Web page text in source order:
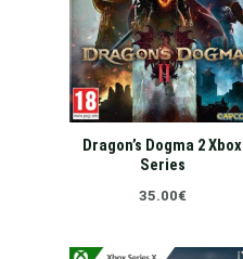
Dragon’s Dogma 2 Xbox
Series
35.00€